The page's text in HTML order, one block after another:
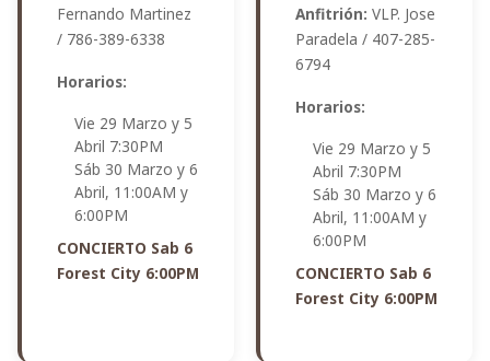
Fernando Martinez
/ 786-389-6338
Horarios:
Vie 29 Marzo y 5
Abril 7:30PM
Sáb 30 Marzo y 6
Abril, 11:00AM y
6:00PM
CONCIERTO Sab 6
Forest City 6:00PM
Anfitrión: VLP. Jose
Paradela / 407-285-
6794
Horarios:
Vie 29 Marzo y 5
Abril 7:30PM
Sáb 30 Marzo y 6
Abril, 11:00AM y
6:00PM
CONCIERTO Sab 6
Forest City 6:00PM